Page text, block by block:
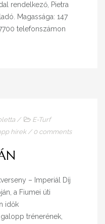
rendelkező, Pietra
Magassága: 147
telefonszámon
/
E-Turf
hírek/ 0 comments
– Imperiál Díj
a Fiumei úti
idők
trénerének,